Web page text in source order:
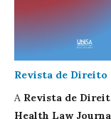
Revista de Direito
A Revista de
Health Law